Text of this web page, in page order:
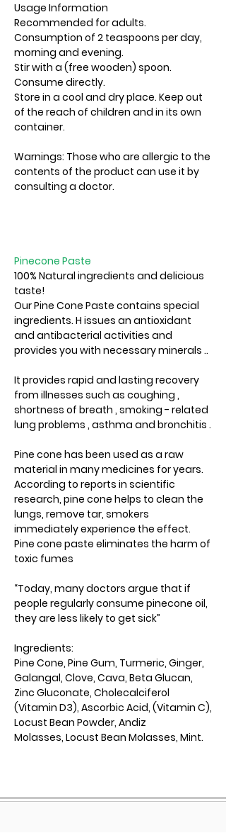
Usage Information
Recommended for adults.
Consumption of 2 teaspoons per day,
morning and evening.
Stir with a (free wooden) spoon.
Consume directly.
Store in a cool and dry place. Keep out
of the reach of children and in its own
container.
Warnings: Those who are allergic to the
contents of the product can use it by
consulting a doctor.
Pinecone Paste
100% Natural ingredients and delicious
taste!
Our Pine Cone Paste contains special
ingredients. H issues an antioxidant
and antibacterial activities and
provides you with necessary minerals ..
It provides rapid and lasting recovery
from illnesses such as coughing ,
shortness of breath , smoking - related
lung problems , asthma and bronchitis .
Pine cone has been used as a raw
material in many medicines for years.
According to reports in scientific
research, pine cone helps to clean the
lungs, remove tar, smokers
immediately experience the effect.
Pine cone paste eliminates the harm of
toxic fumes
“Today, many doctors argue that if
people regularly consume pinecone oil,
they are less likely to get sick”
Ingredients:
Pine Cone, Pine Gum, Turmeric, Ginger,
Galangal, Clove, Cava, Beta Glucan,
Zinc Gluconate, Cholecalciferol
(Vitamin D3), Ascorbic Acid, (Vitamin C),
Locust Bean Powder, Andiz
Molasses, Locust Bean Molasses, Mint.